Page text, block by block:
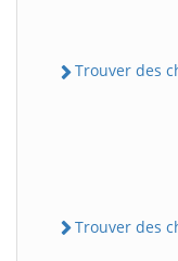
Trouver des
Trouver des